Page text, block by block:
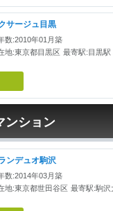
サージュ目黒
数:2010年01月築
地:東京都目黒区 最寄駅:目黒駅
ンション
ンデュオ駒沢
数:2014年03月築
地:東京都世田谷区 最寄駅:駒沢